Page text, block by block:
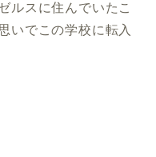
ルスに住んでいたこ
いでこの学校に転入